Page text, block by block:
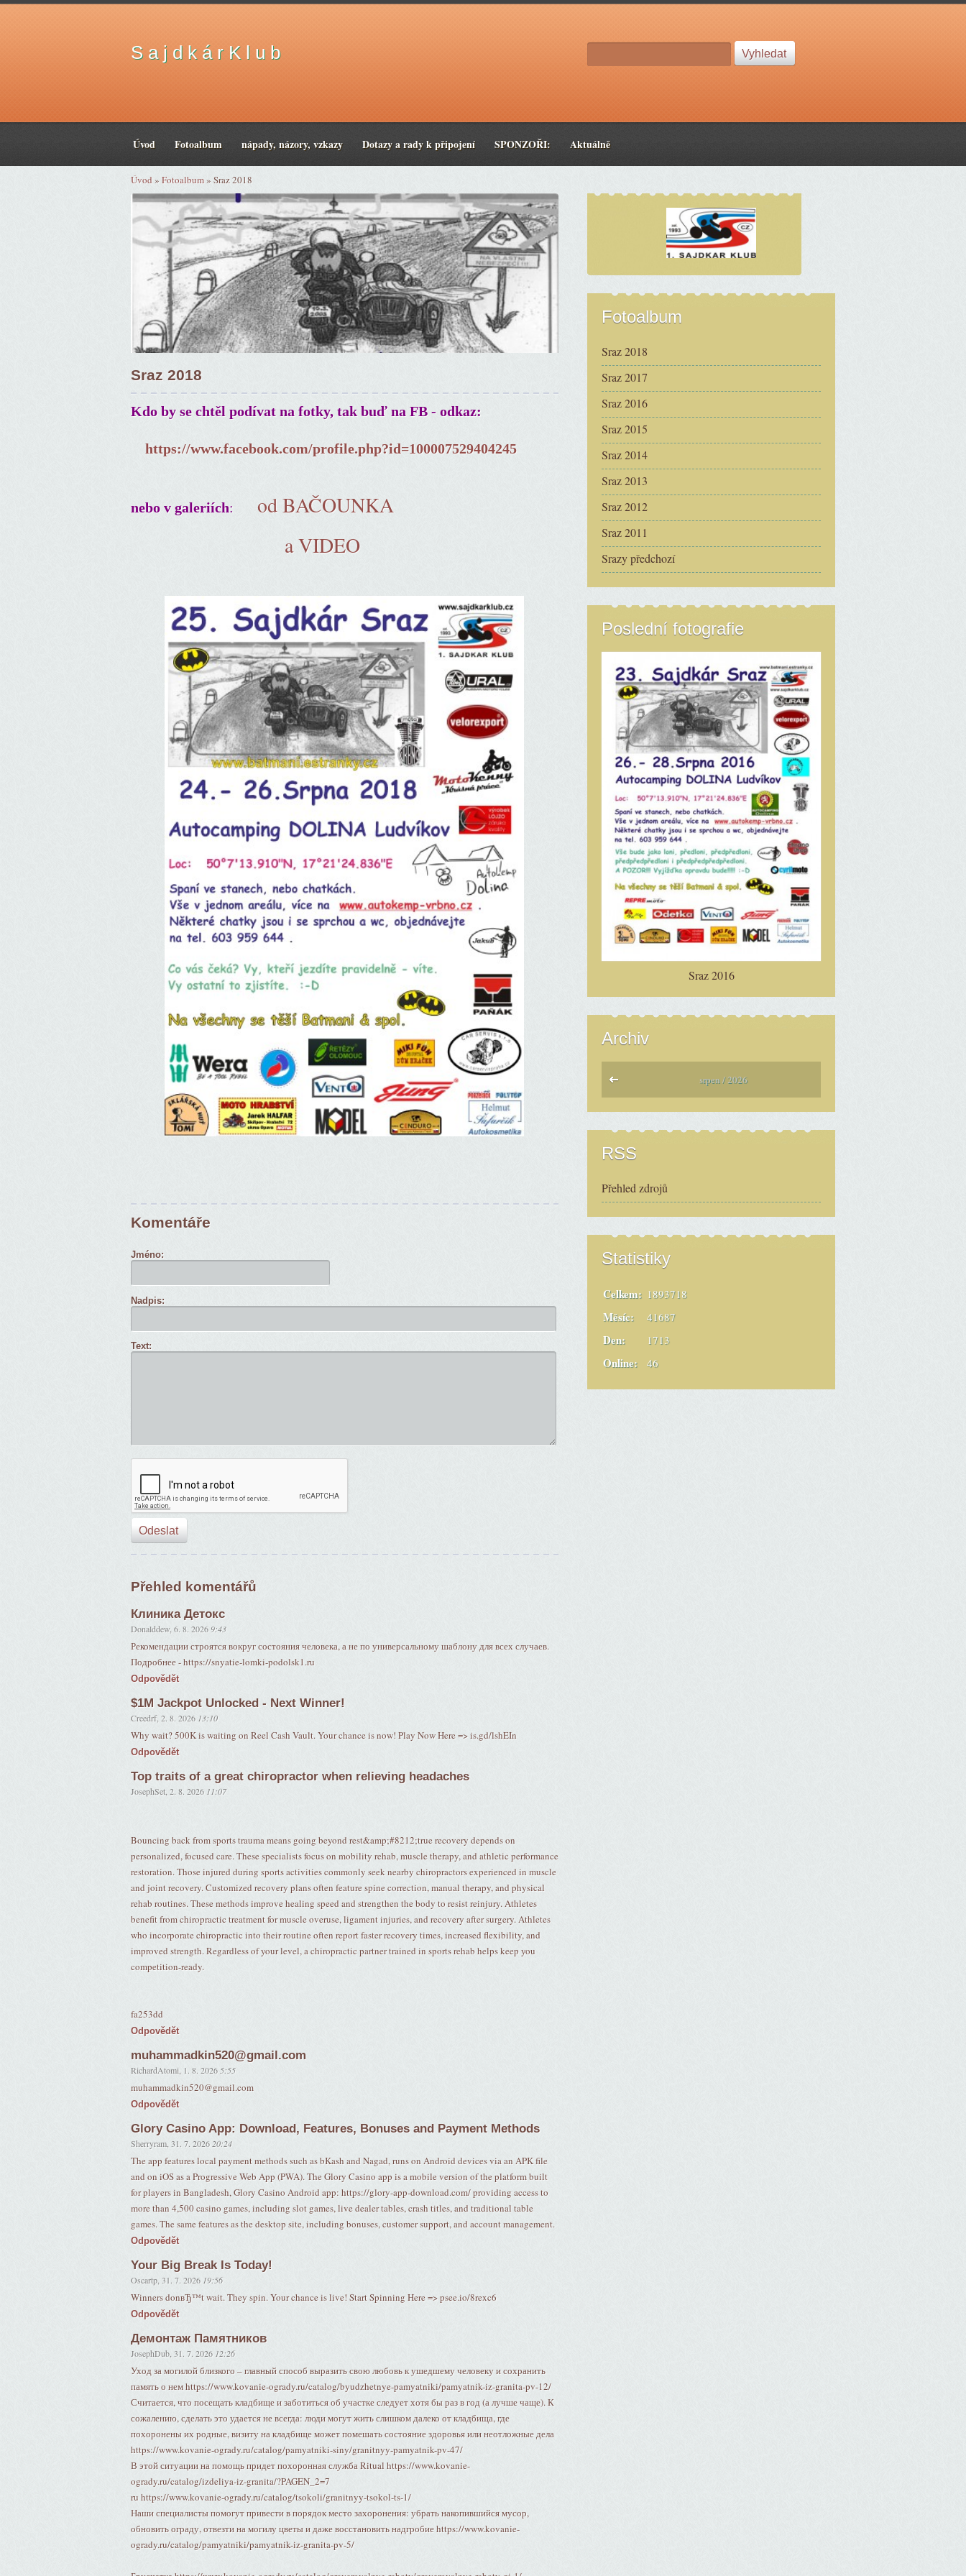
S a j d k á r K l u b
Úvod Fotoalbum nápady, názory, vzkazy Dotazy a rady k připojení SPONZOŘI: Aktuálně
Úvod » Fotoalbum» Sraz 2018
Sraz 2018
Kdo by se chtěl podívat na fotky, tak buď na FB - odkaz:
https://www.facebook.com/profile.php?id=100007529404245
nebo v galeriích: od BAČOUNKA
a VIDEO
Komentáře
Jméno:
Nadpis:
Text:
Přehled komentářů
Клиника Детокс
Donalddew, 6. 8. 2026 9:43
Рекомендации строятся вокруг состояния человека, а не по универсальному шаблону для всех случаев.
Подробнее - https://snyatie-lomki-podolsk1.ru
Odpovědět
$1M Jackpot Unlocked - Next Winner!
Creedrf, 2. 8. 2026 13:10
Why wait? 500K is waiting on Reel Cash Vault. Your chance is now! Play Now Here => is.gd/lshEIn
Odpovědět
Top traits of a great chiropractor when relieving headaches
JosephSet 2. 8. 2026 11:07
Bouncing back from sports trauma means going beyond rest&amp;#8212;true recovery depends on
personalized, focused care. These specialists focus on mobility rehab, muscle therapy, and athletic performance
restoration. Those injured during sports activities commonly seek nearby chiropractors experienced in muscle
and joint recovery. Customized recovery plans often feature spine correction, manual therapy, and physical
rehab routines. These methods improve healing speed and strengthen the body to resist reinjury. Athletes
benefit from chiropractic treatment for muscle overuse, ligament injuries, and recovery after surgery. Athletes
who incorporate chiropractic into their routine often report faster recovery times, increased flexibility, and
improved strength. Regardless of your level, a chiropractic partner trained in sports rehab helps keep you
competition-ready.
fa253dd
Odpovědět
muhammadkin520@gmail.com
RichardAtomi 1. 8. 2026 5:55
muhammadkin520@gmail.com
Odpovědět
Glory Casino App: Download, Features, Bonuses and Payment Methods
Sherryram 31. 7. 2026 20:24
The app features local payment methods such as bKash and Nagad, runs on Android devices via an APK file
and on iOS as a Progressive Web App (PWA). The Glory Casino app is a mobile version of the platform built
for players in Bangladesh, Glory Casino Android app: https://glory-app-download.com/ providing access to
more than 4,500 casino games, including slot games, live dealer tables, crash titles, and traditional table
games. The same features as the desktop site, including bonuses, customer support, and account management.
Odpovědět
Your Big Break Is Today!
Oscartp 31. 7. 2026 19:56
Winners donвЂ™t wait. They spin. Your chance is live! Start Spinning Here => psee.io/8rexc6
Odpovědět
Демонтаж Памятников
JosephDub 31. 7. 2026 12:26
Уход за могилой близкого – главный способ выразить свою любовь к ушедшему человеку и сохранить
память о нем https://www.kovanie-ogrady.ru/catalog/byudzhetnye-pamyatniki/pamyatnik-iz-granita-pv-12/
Считается, что посещать кладбище и заботиться об участке следует хотя бы раз в год (а лучше чаще). К
сожалению, сделать это удается не всегда: люди могут жить слишком далеко от кладбища, где
похоронены их родные, визиту на кладбище может помешать состояние здоровья или неотложные дела
https://www.kovanie-ogrady.ru/catalog/pamyatniki-siny/granitnyy-pamyatnik-pv-47/
В этой ситуации на помощь придет похоронная служба Ritual https://www.kovanie-
ogrady.ru/catalog/izdeliya-iz-granita/?PAGEN_2=7
ru https://www.kovanie-ogrady.ru/catalog/tsokoli/granitnyy-tsokol-ts-1/
Наши специалисты помогут привести в порядок место захоронения: убрать накопившийся мусор,
обновить ограду, отвезти на могилу цветы и даже восстановить надгробие https://www.kovanie-
ogrady.ru/catalog/pamyatniki/pamyatnik-iz-granita-pv-5/
Fotoalbum
Sraz 2018
Sraz 2017
Sraz 2016
Sraz 2015
Sraz 2014
Sraz 2013
Sraz 2012
Sraz 2011
Srazy předchozí
Poslední fotografie
Sraz 2016
Archiv
srpen / 2026
RSS
Přehled zdrojů
Statistiky
Online: 46
Celkem: 1893718
Měsíc: 41687
Den: 1713